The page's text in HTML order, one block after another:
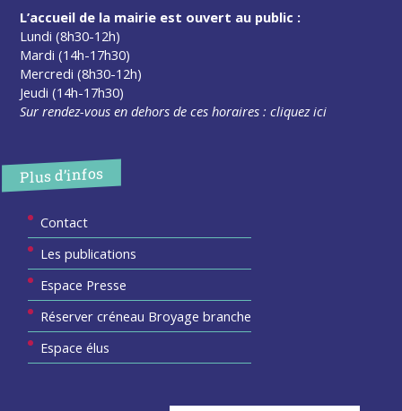
L’accueil de la mairie est ouvert au public :
Lundi (8h30-12h)
Mardi (14h-17h30)
Mercredi (8h30-12h)
Jeudi (14h-17h30)
Sur rendez-vous en dehors de ces horaires :cliquez ici
Plus d’infos
Contact
Les publications
Espace Presse
Réserver créneau Broyage branche
Espace élus